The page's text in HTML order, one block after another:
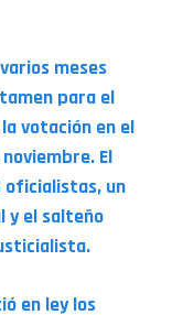
meses
para el
votación en el
El
oficialistas, un
y el salteño
en ley los